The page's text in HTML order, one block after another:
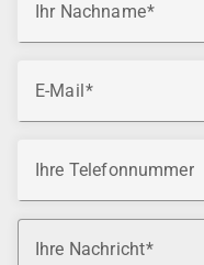
Ihr Nachname
E-Mail
Ihre Telefonnummer
Ihre Nachricht